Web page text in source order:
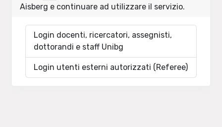
Aisberg e continuare ad utilizzare il servizio.
Login docenti, ricercatori, assegnisti,
dottorandi e staff Unibg
Login utenti esterni autorizzati (Referee)